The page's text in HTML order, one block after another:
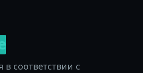
соответствии с